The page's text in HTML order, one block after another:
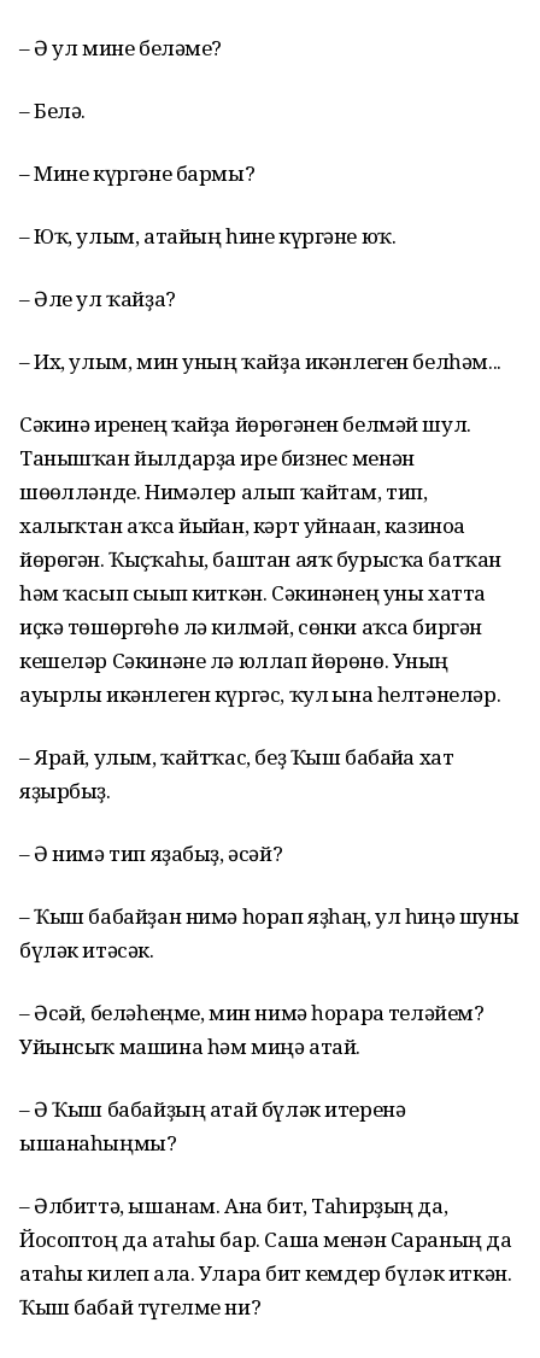
– Ә ул мине беләме?
– Белә.
– Мине күргәне бармы?
– Юҡ, улым, атайың һине күргәне юҡ.
– Әле ул ҡайҙа?
– Их, улым, мин уның ҡайҙа икәнлеген белһәм...
Сәкинә иренең ҡайҙа йөрөгәнен белмәй шул.
Танышҡан йылдарҙа ире бизнес менән
шөғөлләнде. Нимәлер алып ҡайтам, тип,
халыҡтан аҡса йыйған, кәрт уйнаған, казиноға
йөрөгән. Ҡыҫҡаһы, баштан аяҡ бурысҡа батҡан
һәм ҡасып сығып киткән. Сәкинәнең уны хатта
иҫкә төшөргөһө лә килмәй, сөнки аҡса биргән
кешеләр Сәкинәне лә юллап йөрөнө. Уның
ауырлы икәнлеген күргәс, ҡул ғына һелтәнеләр.
– Ярай, улым, ҡайтҡас, беҙ Ҡыш бабайға хат
яҙырбыҙ.
– Ә нимә тип яҙабыҙ, әсәй?
– Ҡыш бабайҙан нимә һорап яҙһаң, ул һиңә шуны
бүләк итәсәк.
– Әсәй, беләһеңме, мин нимә һорарға теләйем?
Уйынсыҡ машина һәм миңә атай.
– Ә Ҡыш бабайҙың атай бүләк итеренә
ышанаһыңмы?
– Әлбиттә, ышанам. Ана бит, Таһирҙың да,
Йосоптоң да атаһы бар. Саша менән Сараның да
атаһы килеп ала. Уларға бит кемдер бүләк иткән.
Ҡыш бабай түгелме ни?